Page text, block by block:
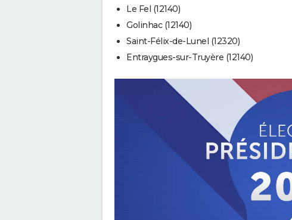
Le Fel (12140)
Golinhac (12140)
Saint-Félix-de-Lunel (12320)
Entraygues-sur-Truyère (12140)